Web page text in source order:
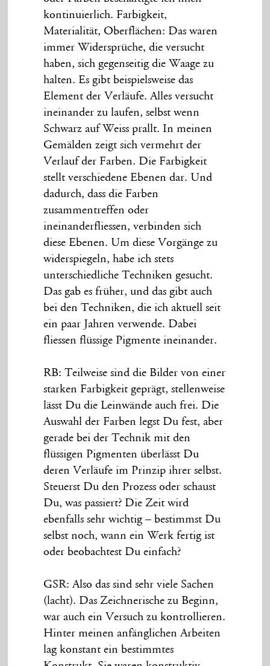
kontinuierlich. Farbigkeit,
Materialität, Oberflächen: Das waren
immer Widersprüche, die versucht
haben, sich gegenseitig die Waage zu
halten. Es gibt beispielsweise das
Element der Verläufe. Alles versucht
ineinander zu laufen, selbst wenn
Schwarz auf Weiss prallt. In meinen
Gemälden zeigt sich vermehrt der
Verlauf der Farben. Die Farbigkeit
stellt verschiedene Ebenen dar. Und
dadurch, dass die Farben
zusammentreffen oder
ineinanderfliessen, verbinden sich
diese Ebenen. Um diese Vorgänge zu
widerspiegeln, habe ich stets
unterschiedliche Techniken gesucht.
Das gab es früher, und das gibt auch
bei den Techniken, die ich aktuell seit
ein paar Jahren verwende. Dabei
fliessen flüssige Pigmente ineinander.
RB: Teilweise sind die Bilder von einer
starken Farbigkeit geprägt, stellenweise
lässt Du die Leinwände auch frei. Die
Auswahl der Farben legst Du fest, aber
gerade bei der Technik mit den
flüssigen Pigmenten überlässt Du
deren Verläufe im Prinzip ihrer selbst.
Steuerst Du den Prozess oder schaust
Du, was passiert? Die Zeit wird
ebenfalls sehr wichtig – bestimmst Du
selbst noch, wann ein Werk fertig ist
oder beobachtest Du einfach?
GSR: Also das sind sehr viele Sachen
(lacht). Das Zeichnerische zu Beginn,
war auch ein Versuch zu kontrollieren.
Hinter meinen anfänglichen Arbeiten
lag konstant ein bestimmtes